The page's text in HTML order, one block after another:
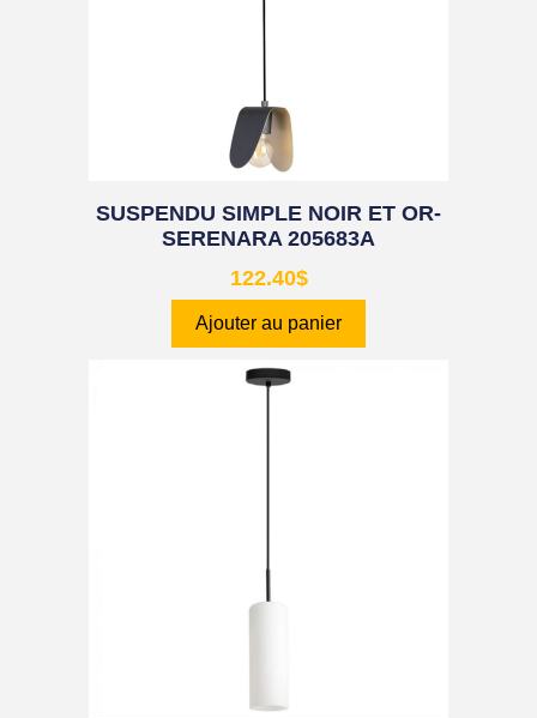
SUSPENDU SIMPLE NOIR ET OR-
SERENARA 205683A
122.40$
Ajouter au panier